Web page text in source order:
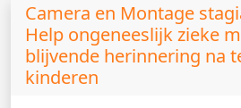
Camera en Montage
Help ongeneeslijk zieke
blijvende herinnering na
kinderen